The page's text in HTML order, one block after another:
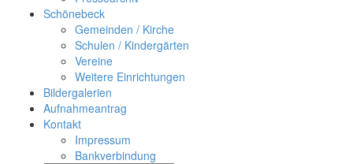
Schönebeck
Gemeinden / Kirche
Schulen / Kindergärten
Vereine
Weitere Einrichtungen
Bildergalerien
Aufnahmeantrag
Kontakt
Impressum
Bankverbindung